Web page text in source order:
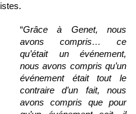
“Grâce à Genet, nous
avons compris… ce
qu’était un événement,
nous avons compris qu’un
événement était tout le
contraire d’un fait, nous
avons compris que pour